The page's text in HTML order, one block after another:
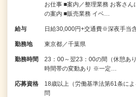
お仕事 ■案内／整理業務 お客さ
の案内 ■販売業務 イベ…
給与 日給30,000円+交通費※深夜手当
勤務地 東京都／千葉県
勤務時間
23：00～翌23：00の間（休憩あ
時間帯の変動あり ※一定…
応募資格
18歳以上（労働基準法第61条に
問